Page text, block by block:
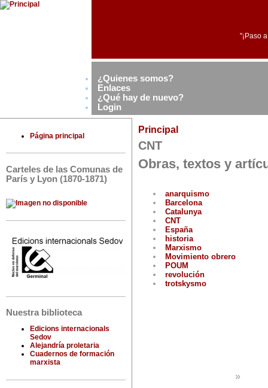
"¡Paso
¿Quienes somos?
Enlaces
¿Qué hay de nuevo?
Login
Página principal
Carteles de las Comunas de
París y Lyon (1870-1871)
Nuestra biblioteca
Edicions internacionals
Sedov
Alejandría proletaria
Cuadernos de formación
marxista
Principal
CNT
Obras, textos y
anarquismo
Barcelona
Catalunya
CNT
España
historia
Marxismo
Movimiento obrero
POUM
revolución
trotskysmo
»